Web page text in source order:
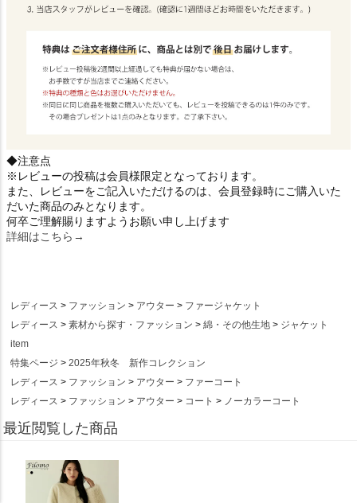
◆注意点
※レビューの投稿は会員様限定となっております。
また、レビューをご記入いただけるのは、会員登録時にご購入いた
だいた商品のみとなります。
何卒ご理解賜りますようお願い申し上げます
詳細はこちら→
レディース ファッション アウター
ファージャケット
レディース
素材から探す・ファッション 綿・その他生地
ジャケット
item
特集ページ
2025年秋冬 新作コレクション
レディース
ファッション アウター
ファーコート
レディース
ファッション アウター コート ノーカラーコート
最近閲覧した商品